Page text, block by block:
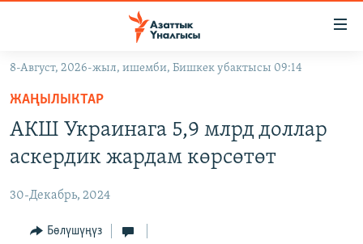
Навигацияга
өтүңүз
Издөөгө
салыңызКЫРГЫЗСТАН
ЭКОНОМИКА
МАДАНИЯТ
БОРБОР АЗИЯ
УКРАИНА
АТАЙЫН ИЛИКТӨӨ
ТВ ПРОГРАММАЛАР
8-Август, 2026-жыл, ишемби, Бишкек убактысы 09:14
ЖАҢЫЛЫКТАР
АКШ Украинага 5,9 млрд доллар
аскердик жардам көрсөтөт
30-Декабрь, 2024
Бөлүшүңүз